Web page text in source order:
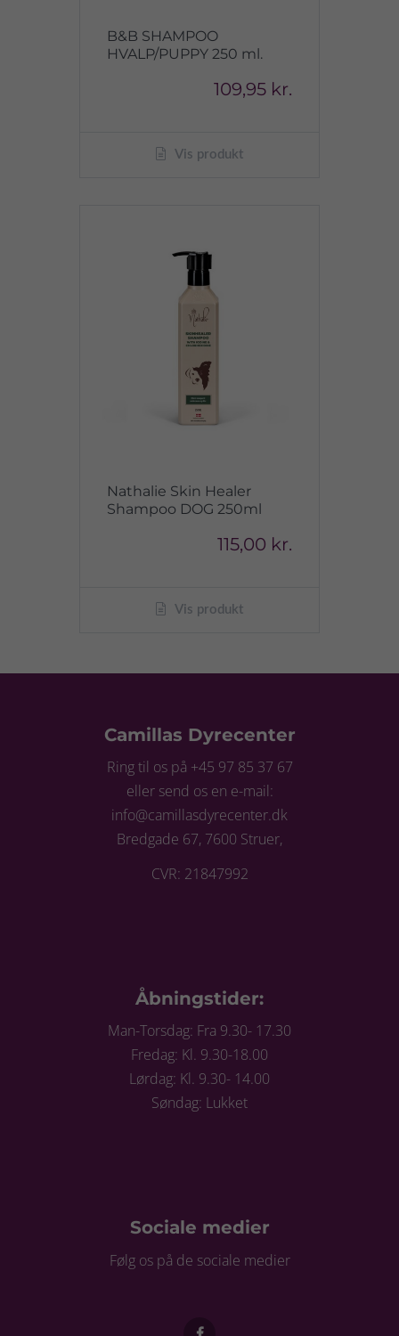
B&B SHAMPOO
HVALP/PUPPY 250 ml.
109,95 kr.
Vis produkt
Nathalie Skin Healer
Shampoo DOG 250ml
115,00 kr.
Vis produkt
Camillas Dyrecenter
Ring til os på +45 97 85 37 67
eller send os en e-mail:
info@camillasdyrecenter.dk
Bredgade 67, 7600 Struer,
CVR: 21847992
Åbningstider:
Man-Torsdag: Fra 9.30- 17.30
Fredag: Kl. 9.30-18.00
Lørdag: Kl. 9.30- 14.00
Søndag: Lukket
Sociale medier
Følg os på de sociale medier